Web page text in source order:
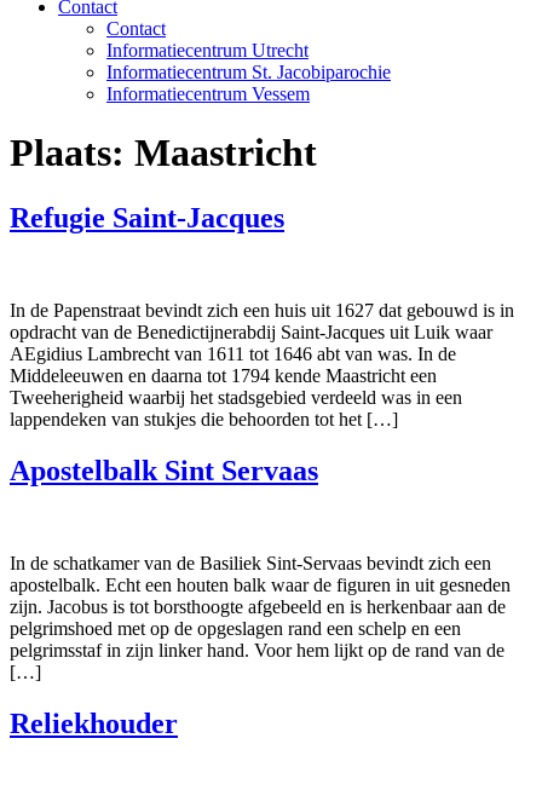
Contact
Contact
Informatiecentrum Utrecht
Informatiecentrum St. Jacobiparochie
Informatiecentrum Vessem
Plaats: Maastricht
Refugie Saint-Jacques
In de Papenstraat bevindt zich een huis uit 1627 dat gebouwd is in
opdracht van de Benedictijnerabdij Saint-Jacques uit Luik waar
AEgidius Lambrecht van 1611 tot 1646 abt van was. In de
Middeleeuwen en daarna tot 1794 kende Maastricht een
Tweeherigheid waarbij het stadsgebied verdeeld was in een
lappendeken van stukjes die behoorden tot het […]
Apostelbalk Sint Servaas
In de schatkamer van de Basiliek Sint-Servaas bevindt zich een
apostelbalk. Echt een houten balk waar de figuren in uit gesneden
zijn. Jacobus is tot borsthoogte afgebeeld en is herkenbaar aan de
pelgrimshoed met op de opgeslagen rand een schelp en een
pelgrimsstaf in zijn linker hand. Voor hem lijkt op de rand van de
[…]
Reliekhouder